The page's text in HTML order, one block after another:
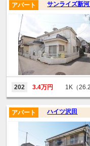
サンライズ新
アパート
202 3.4万円 1K（
ハイツ沢田
アパート